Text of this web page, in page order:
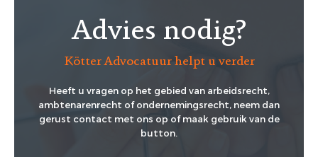
Advies nodig?
Kötter Advocatuur helpt u verder
Heeft u vragen op het gebied van arbeidsrecht,
ambtenarenrecht of ondernemingsrecht, neem dan
gerust contact met ons op of maak gebruik van de
button.